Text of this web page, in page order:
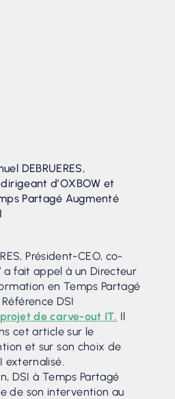
DEBRUERES,
d’OXBOW et
Partagé Augmenté
Président-CEO, co-
a fait appel à un Directeur
en Temps Partagé
DSI
de carve-out IT. Il
cet article sur le
et sur son choix de
externalisé.
DSI à Temps Partagé
de son intervention au